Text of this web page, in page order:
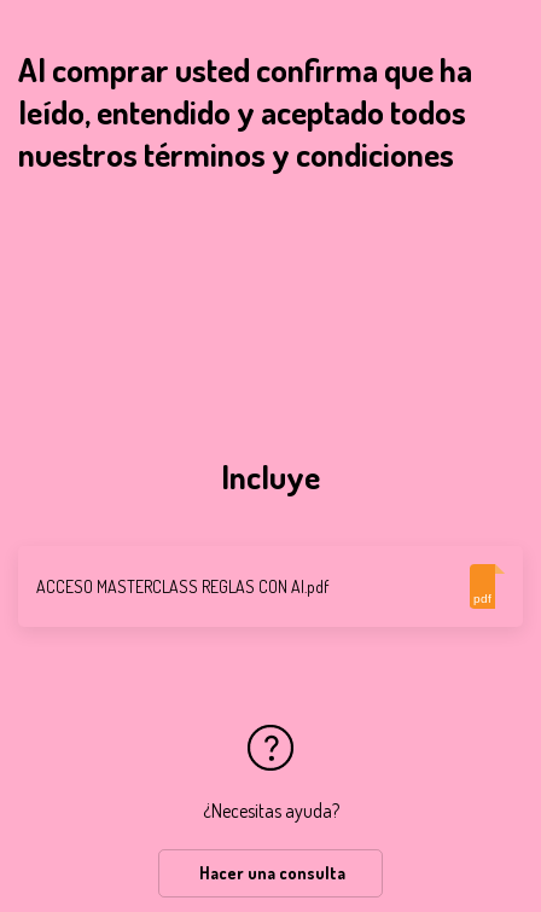
Al comprar usted confirma que ha
leído, entendido y aceptado todos
nuestros términos y condiciones
Incluye
ACCESO MASTERCLASS REGLAS CON AI.pdf
pdf
¿Necesitas ayuda?
Hacer una consulta